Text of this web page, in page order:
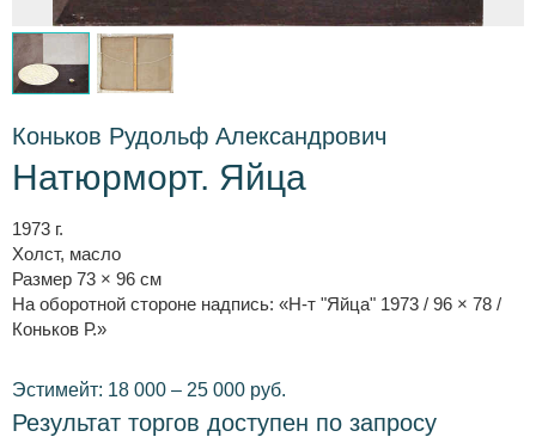
Коньков Рудольф Александрович
Натюрморт. Яйца
1973 г.
Холст, масло
Размер 73 × 96 см
На оборотной стороне надпись: «Н-т "Яйца" 1973 / 96 × 78 /
Коньков Р.»
Эстимейт: 18 000 – 25 000 руб.
Результат торгов доступен по запросу